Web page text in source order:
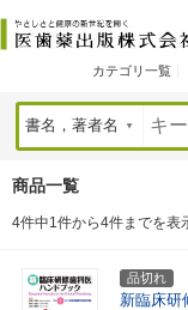
カテゴリ一覧
商品一覧
4件中1件から4件までを表
品切れ
新臨床研